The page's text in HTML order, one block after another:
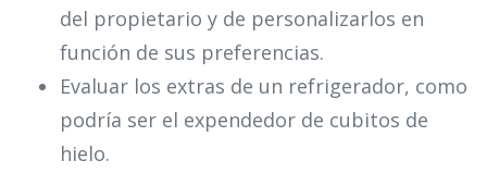
del propietario y de personalizarlos en
función de sus preferencias.
Evaluar los extras de un refrigerador, como
podría ser el expendedor de cubitos de
hielo.